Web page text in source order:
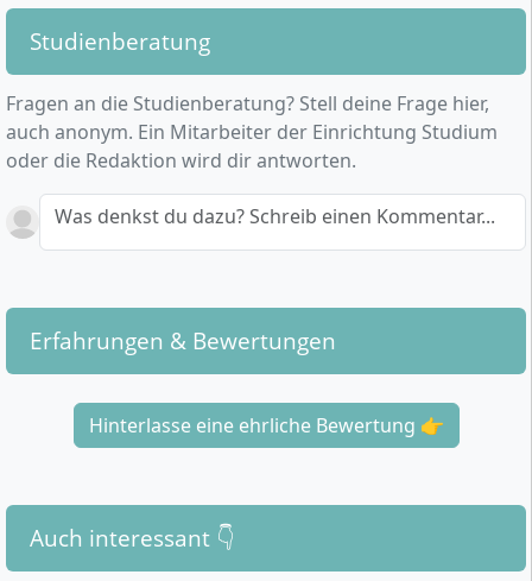
Studienberatung
Fragen an die Studienberatung? Stell deine Frage hier,
auch anonym. Ein Mitarbeiter der Einrichtung Studium
oder die Redaktion wird dir antworten.
Was denkst du dazu? Schreib einen Kommentar...
Erfahrungen & Bewertungen
Hinterlasse eine ehrliche Bewertung 👉
Auch interessant 👇